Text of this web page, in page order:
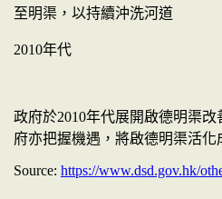
至明渠，以持續沖洗河道
2010年代
政府於2010年代展開啟德明渠改
府亦把握機遇，將啟德明渠活
Source: https://www.dsd.gov.hk/